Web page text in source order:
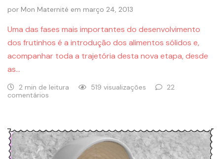
por Mon Maternité em março 24, 2013
Uma das fases mais importantes do desenvolvimento
dos frutinhos é a introdução dos alimentos sólidos e,
acompanhar toda a trajetória desta nova etapa, desde
as…
2 min de leitura 519 visualizações
22
comentários